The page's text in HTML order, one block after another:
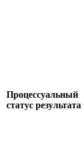
Процессуальный
статус результата